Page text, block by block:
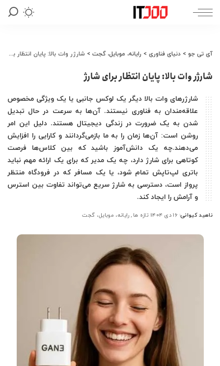
آی تی جو > دنیای فناوری > رایانه، موبایل، گجت > شارژر وات بالا: پایان انتظار برای شارژ
شارژر وات بالا: پایان انتظار برای شارژ
شارژرهای وات بالا دیگر یک لوکس جانبی یا یک ویژگی مخصوص
علاقه‌مندان به فناوری نیستند. آن‌ها به سرعت در حال تبدیل
شدن به یک ضرورت در زندگی دیجیتال هستند. دلیل این امر
روشن است: آن‌ها زمان را به ما بازمی‌گردانند و کارایی را افزایش
می‌دهند.چه یک دانش‌آموز باشید که بین کلاس‌ها فرصت
کوتاهی برای شارژ دارد، چه یک مدیر که برای یک ارائه مهم نباید
باتری لپ‌تاپش تمام شود، یا یک مسافر که در فرودگاه منتظر
پرواز است، دسترسی به شارژ سریع می‌تواند تفاوت بین استرس
و آرامش را ایجاد کند.
ارسال
توسط
ناهید کیوانی ۱۶ دی ۱۴۰۴ تازه ها رایانه، موبایل، گجت